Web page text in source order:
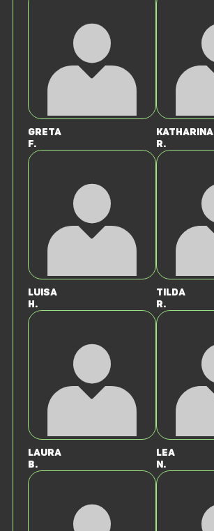
Greta
F.
Katharina
R.
Luisa
H.
Tilda
R.
Laura
B.
Lea
N.